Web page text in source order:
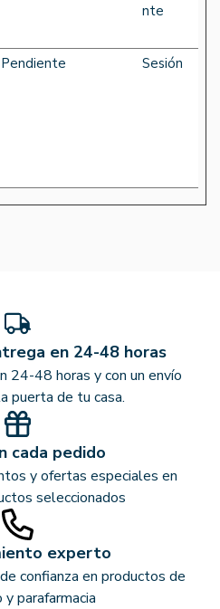
nte
Pendiente Sesión
en 24-48 horas
24-48 horas y con un envío
puerta de tu casa.
cada pedido
y ofertas especiales en
seleccionados
experto
confianza en productos de
parafarmacia